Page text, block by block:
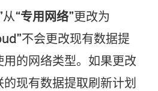
从“专用网络”更改为
不会更改现有数据提
的网络类型。如果更改
现有数据提取刷新计划